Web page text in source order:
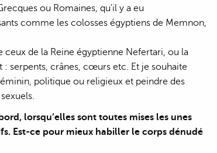
ou Romaines, qu'il y a eu
comme les colosses égyptiens de Memnon,
de la Reine égyptienne Nefertari, ou la
serpents, crânes, cœurs etc. Et je souhaite
politique ou religieux et peindre des
lorsqu’elles sont toutes mises les unes
Est-ce pour mieux habiller le corps dénudé